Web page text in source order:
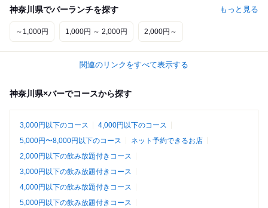
神奈川県でバーランチを探す もっと見る
～1,000円 1,000円 ～ 2,000円 2,000円～
関連のリンクをすべて表示する
神奈川県×バーでコースから探す
3,000円以下のコース
4,000円以下のコース
5,000円〜8,000円以下のコース
ネット予約できるお店
2,000円以下の飲み放題付きコース
3,000円以下の飲み放題付きコース
4,000円以下の飲み放題付きコース
5,000円以下の飲み放題付きコース